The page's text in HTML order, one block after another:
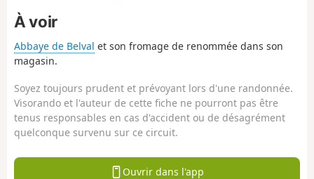
À voir
Abbaye de Belval et son fromage de renommée dans son
magasin.
Soyez toujours prudent et prévoyant lors d'une randonnée.
Visorando et l'auteur de cette fiche ne pourront pas être
tenus responsables en cas d'accident ou de désagrément
quelconque survenu sur ce circuit.
Ouvrir dans l'app